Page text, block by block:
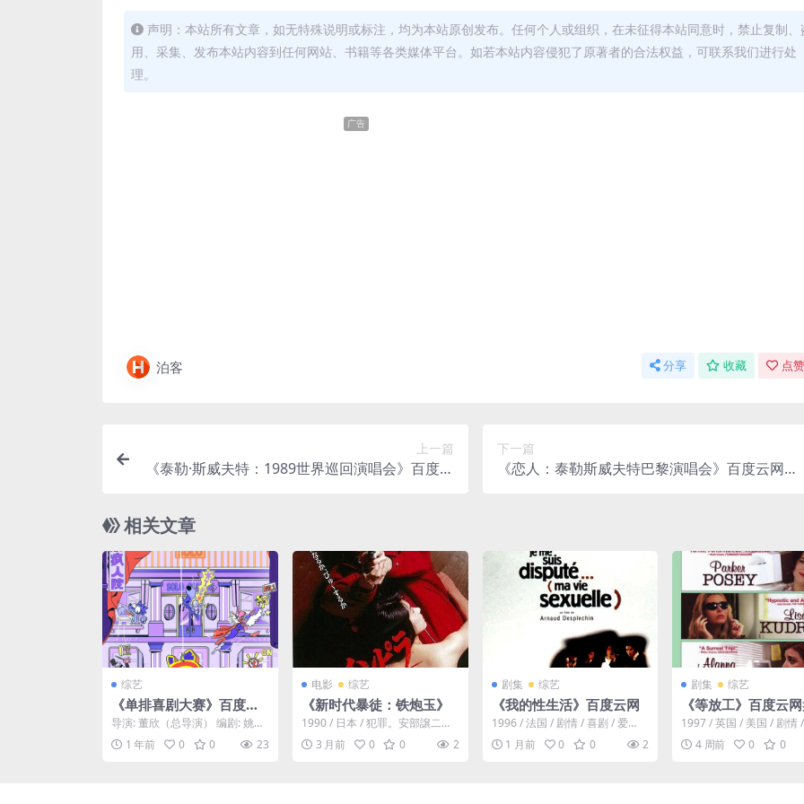
声明：本站所有文章，如无特殊说明或标注，均为本站原创发布。任何个人或组织，在未征得本站同意时，禁止复制、
用、采集、发布本站内容到任何网站、书籍等各类媒体平台。如若本站内容侵犯了原著者的合法权益，可联系我们进行处
理。
广告
泊客 分享 收藏 点
上一篇
《泰勒·斯威夫特：1989世界巡回演唱会》百度云
下一篇
《恋人：泰勒斯威夫特巴黎演唱会》百度云网盘
相关文章
综艺
《单排喜剧大赛》百度云
网盘下载.阿里云盘.国语中
字.(2024)
导演: 董欣（总导演） 编剧: 姚志
奇（总编剧） 资源下载：单排喜
剧大赛下载阿里...
1 年前 0 0 23
电影 综艺
《新时代暴徒：铁炮玉》
1990 / 日本 / 犯罪。安部譲二の
『泣きぼくろ』をベースに、突
然ヒットマン...
3 月前 0 0 2
剧集 综艺
《我的性生活》百度云网
1996 / 法国 / 剧情 / 喜剧 / 爱
情。保罗五年来一直无法完成博
士论文...
1 月前 0 0 2
剧集 综艺
《等放工》百度云
1997 / 英国 / 美国 / 剧情
剧。四名在同一家信用公
的女性...
4 周前 0 0